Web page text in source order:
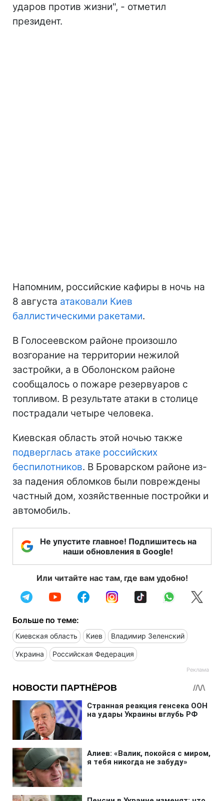
ударов против жизни", - отметил
президент.
Напомним, российские кафиры в ночь на
8 августа атаковали Киев
баллистическими ракетами.
В Голосеевском районе произошло
возгорание на территории нежилой
застройки, а в Оболонском районе
сообщалось о пожаре резервуаров с
топливом. В результате атаки в столице
пострадали четыре человека.
Киевская область этой ночью также
подверглась атаке российских
беспилотников. В Броварском районе из-
за падения обломков были повреждены
частный дом, хозяйственные постройки и
автомобиль.
Не упустите главное! Подпишитесь на
наши обновления в Google!
Или читайте нас там, где вам удобно!
Больше по теме:
Киевская область Киев Владимир Зеленский
Украина Российская Федерация